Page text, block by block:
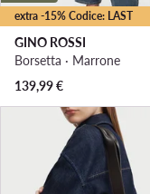
extra -15% Codice: LAST
GINO ROSSI
Borsetta · Marrone
139,99€